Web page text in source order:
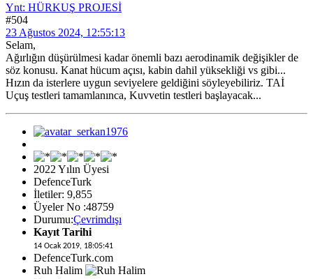
Ynt: HÜRKUŞ PROJESİ
#504
23 Ağustos 2024, 12:55:13
Selam,
Ağırlığın düşürülmesi kadar önemli bazı aerodinamik değişikler de
söz konusu. Kanat hücum açısı, kabin dahil yüksekliği vs gibi...
Hızın da isterlere uygun seviyelere geldiğini söyleyebiliriz. TAİ
Uçuş testleri tamamlanınca, Kuvvetin testleri başlayacak...
2022 Yılın Üyesi
DefenceTurk
İletiler: 9,855
Üyeler No :48759
Durumu:Çevrimdışı
Kayıt Tarihi
14 Ocak 2019, 18:05:41
DefenceTurk.com
Ruh Halim